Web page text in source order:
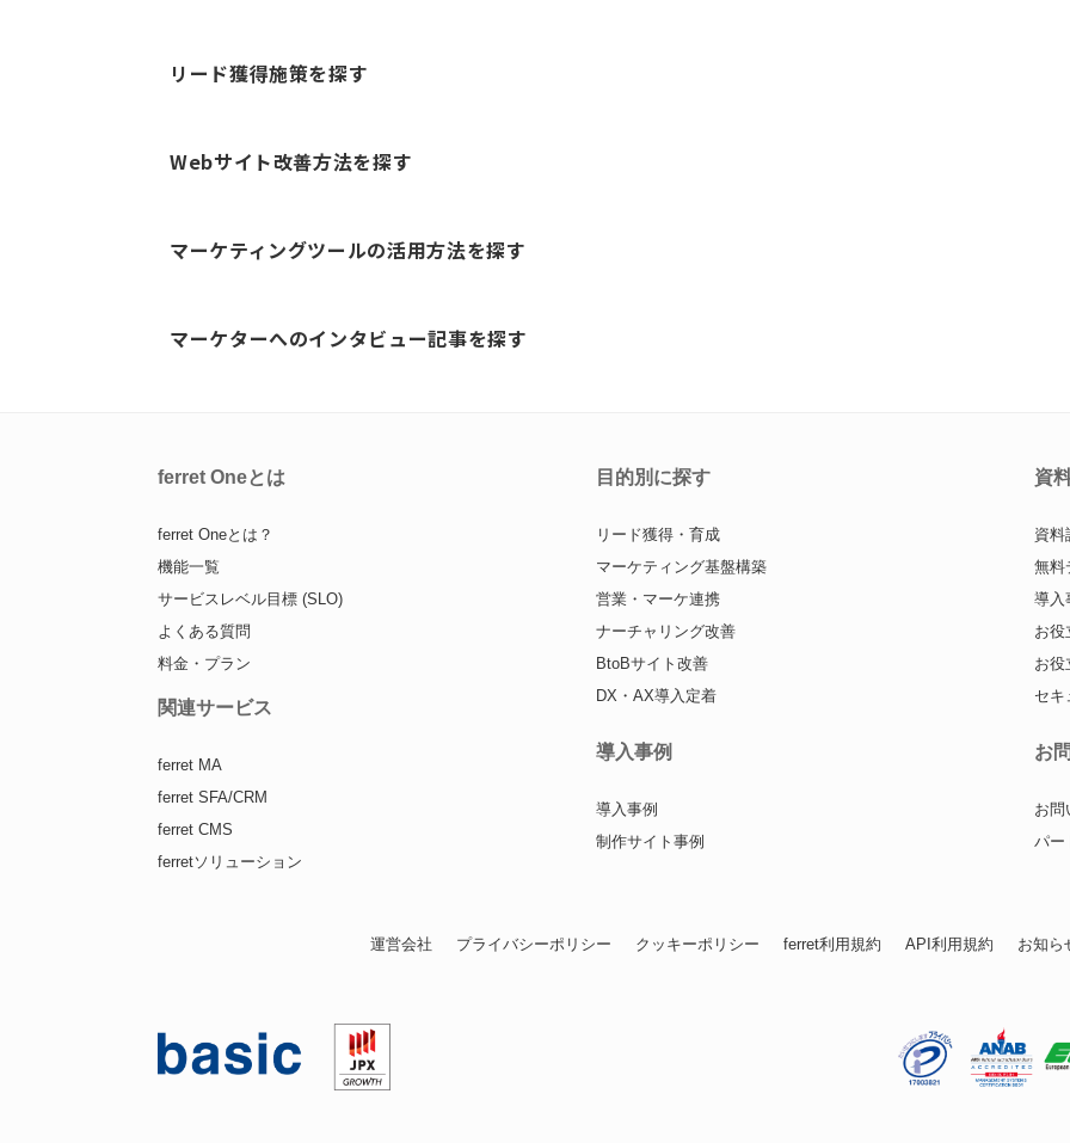
リード獲得施策を探す
Webサイト改善方法を探す
マーケティングツールの活用方法を探す
マーケターへのインタビュー記事を探す
ferret Oneとは
ferret Oneとは？
機能一覧
サービスレベル目標 (SLO)
よくある質問
料金・プラン
関連サービス
ferret MA
ferret SFA/CRM
ferret CMS
ferretソリューション
目的別に探す
リード獲得・育成
マーケティング基盤構築
営業・マーケ連携
ナーチャリング改善
BtoBサイト改善
DX・AX導入定着
導入事例
導入事例
制作サイト事例
資
資料
無料
導入
お役
お役
セキ
お
お問
パー
運営会社 プライバシーポリシー クッキーポリシー ferret利用規約 API利用規約 お知ら